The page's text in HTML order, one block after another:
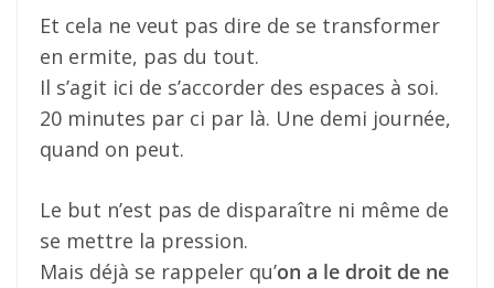
Et cela ne veut pas dire de se transformer
en ermite, pas du tout.
Il s’agit ici de s’accorder des espaces à soi.
20 minutes par ci par là. Une demi journée,
quand on peut.
Le but n’est pas de disparaître ni même de
se mettre la pression.
Mais déjà se rappeler qu’on a le droit de ne